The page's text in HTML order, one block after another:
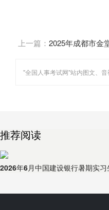
上一篇： 2025年成都市金
推荐阅读
2026年6月中国建设银行暑期实习